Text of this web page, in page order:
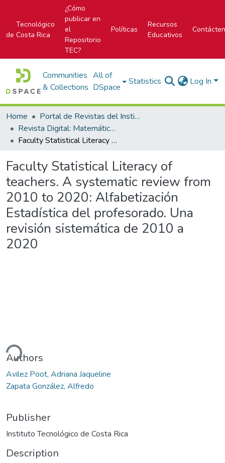
Tecnológico
de Costa Rica
¿Cómo
publicar en
el
Repositorio
TEC?
Políticas
Recursos
Educativos
Communities
& Collections
All of
DSpace
Statistics Log In
Home
Portal de Revistas del Instituto Tecnológico de Costa Rica
Revista Digital: Matemática, Educación e Internet
Faculty Statistical Literacy of teachers. A systematic review from 2010 to 2020: Alfabetización Estadística del profesorado. Una revisión sistemática de 2010 a 2020
Faculty Statistical Literacy of
teachers. A systematic review from
2010 to 2020: Alfabetización
Estadística del profesorado. Una
revisión sistemática de 2010 a
2020
Authors
Avilez Poot, Adriana Jaqueline
Zapata González, Alfredo
Publisher
Instituto Tecnológico de Costa Rica
Description